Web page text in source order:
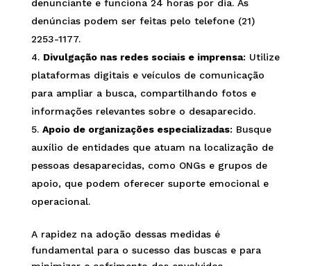
denunciante e funciona 24 horas por dia. As
denúncias podem ser feitas pelo telefone (21)
2253-1177.
Divulgação nas redes sociais e imprensa: Utilize
plataformas digitais e veículos de comunicação
para ampliar a busca, compartilhando fotos e
informações relevantes sobre o desaparecido.
Apoio de organizações especializadas: Busque
auxílio de entidades que atuam na localização de
pessoas desaparecidas, como ONGs e grupos de
apoio, que podem oferecer suporte emocional e
operacional.
A rapidez na adoção dessas medidas é
fundamental para o sucesso das buscas e para